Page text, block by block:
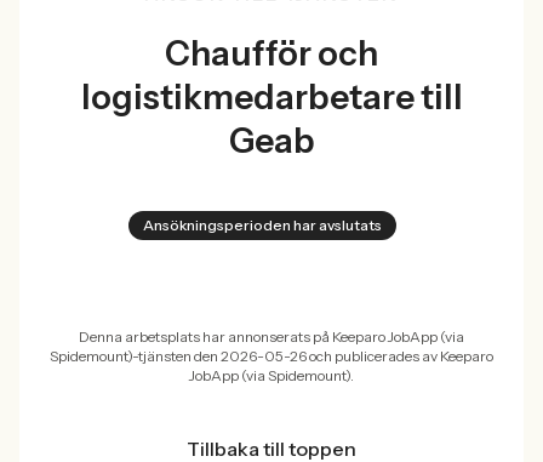
Chaufför och
logistikmedarbetare till
Geab
Ansökningsperioden har avslutats
Denna arbetsplats har annonserats på Keeparo JobApp (via
Spidemount)-tjänsten den 2026-05-26 och publicerades av Keeparo
JobApp (via Spidemount).
Tillbaka till toppen